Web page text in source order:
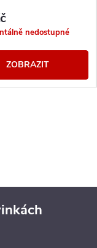
nedostupné
ZOBRAZIT